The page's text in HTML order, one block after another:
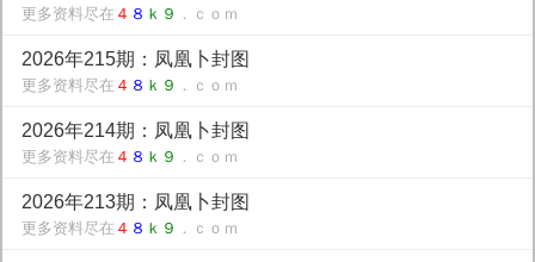
更多资料尽在 ４ ８ ｋ９ ．ｃｏｍ
2026年215期：凤凰卜封图
更多资料尽在 ４ ８ ｋ９ ．ｃｏｍ
2026年214期：凤凰卜封图
更多资料尽在 ４ ８ ｋ９ ．ｃｏｍ
2026年213期：凤凰卜封图
更多资料尽在 ４ ８ ｋ９ ．ｃｏｍ